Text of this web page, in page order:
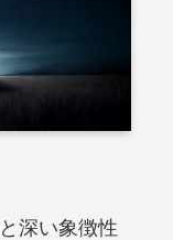
深い象徴性